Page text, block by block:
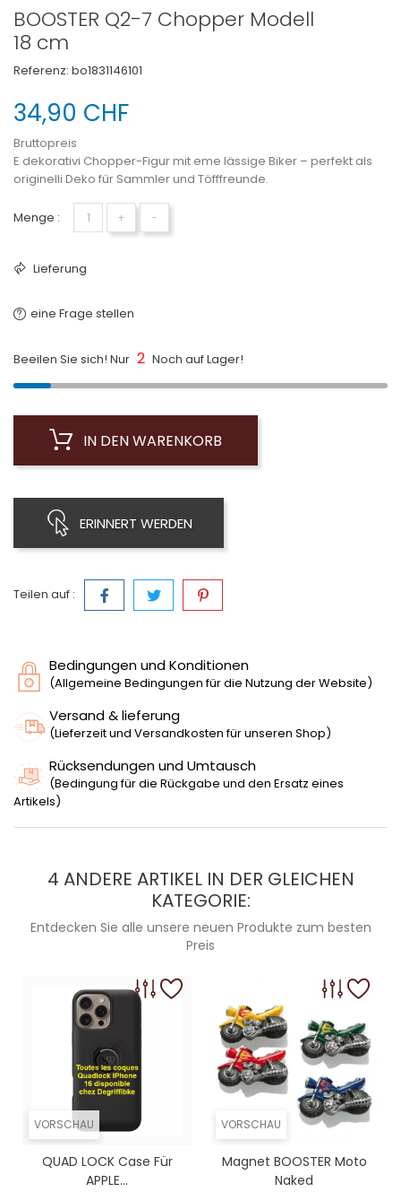
BOOSTER Q2-7 Chopper Modell
18 cm
Referenz: bo1831146101
34,90 CHF
Bruttopreis
E dekorativi Chopper-Figur mit eme lässige Biker – perfekt als
originelli Deko für Sammler und Töfffreunde.
Menge : + −
Lieferung
eine Frage stellen
Beeilen Sie sich! Nur 2 Noch auf Lager!
IN DEN WARENKORB
ERINNERT WERDEN
Teilen auf :
Bedingungen und Konditionen
(Allgemeine Bedingungen für die Nutzung der Website)
Versand & lieferung
(Lieferzeit und Versandkosten für unseren Shop)
Rücksendungen und Umtausch
(Bedingung für die Rückgabe und den Ersatz eines
Artikels)
4 ANDERE ARTIKEL IN DER GLEICHEN
KATEGORIE:
Entdecken Sie alle unsere neuen Produkte zum besten
Preis
VORSCHAU
QUAD LOCK Case Für
APPLE...
VORSCHAU
Magnet BOOSTER Moto
Naked